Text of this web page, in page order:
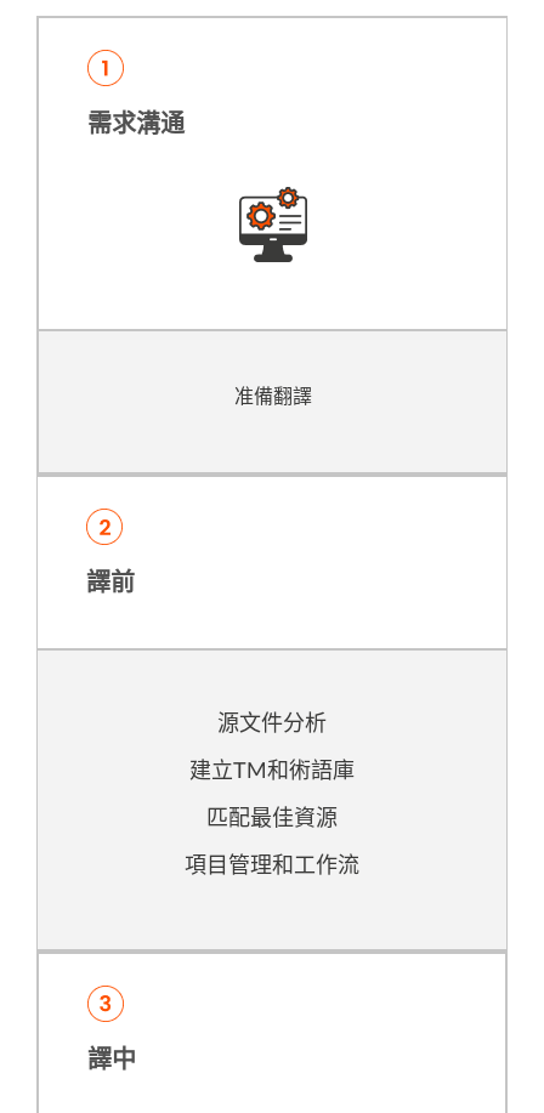
需求溝通
准備翻譯
譯前
源文件分析
建立TM和術語庫
匹配最佳資源
項目管理和工作流
譯中